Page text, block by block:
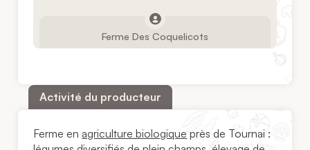
Ferme Des Coquelicots
Activité du producteur
Ferme en agriculture biologique près de Tournai :